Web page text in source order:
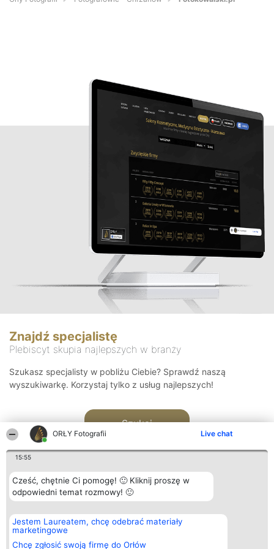
ORŁY Fotografii Live chat
15:55
Cześć, chętnie Ci pomogę! 🙂 Kliknij proszę w
odpowiedni temat rozmowy! 🙂
Jestem Laureatem, chcę odebrać materiały
marketingowe
Chcę zgłosić swoją firmę do Orłów
Znajdź specjalistę
Plebiscyt skupia najlepszych w branży
Szukasz specjalisty w pobliżu Ciebie? Sprawdź naszą
wyszukiwarkę. Korzystaj tylko z usług najlepszych!
Szukaj
Organizator plebiscytu
Bright Side Solutions sp. z o.
o. sp. k.
ul. Ruska 22
Plebiscyt
Laureaci
wszystkich
Kontakt
Kontakt